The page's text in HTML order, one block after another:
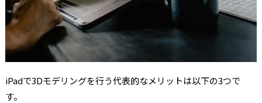
iPadで3Dモデリングを行う代表的なメリットは以下の3つで
す。